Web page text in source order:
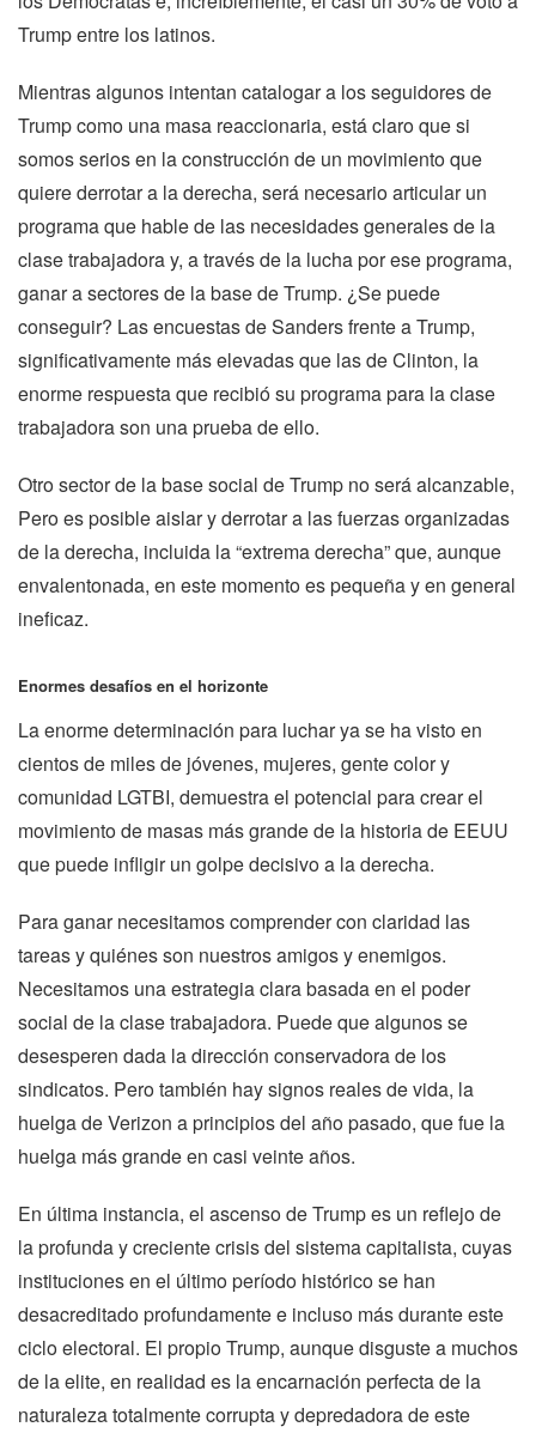
Trump entre los latinos.
Mientras algunos intentan catalogar a los seguidores de
Trump como una masa reaccionaria, está claro que si
somos serios en la construcción de un movimiento que
quiere derrotar a la derecha, será necesario articular un
programa que hable de las necesidades generales de la
clase trabajadora y, a través de la lucha por ese programa,
ganar a sectores de la base de Trump. ¿Se puede
conseguir? Las encuestas de Sanders frente a Trump,
significativamente más elevadas que las de Clinton, la
enorme respuesta que recibió su programa para la clase
trabajadora son una prueba de ello.
Otro sector de la base social de Trump no será alcanzable,
Pero es posible aislar y derrotar a las fuerzas organizadas
de la derecha, incluida la “extrema derecha” que, aunque
envalentonada, en este momento es pequeña y en general
ineficaz.
Enormes desafíos en el horizonte
La enorme determinación para luchar ya se ha visto en
cientos de miles de jóvenes, mujeres, gente color y
comunidad LGTBI, demuestra el potencial para crear el
movimiento de masas más grande de la historia de EEUU
que puede infligir un golpe decisivo a la derecha.
Para ganar necesitamos comprender con claridad las
tareas y quiénes son nuestros amigos y enemigos.
Necesitamos una estrategia clara basada en el poder
social de la clase trabajadora. Puede que algunos se
desesperen dada la dirección conservadora de los
sindicatos. Pero también hay signos reales de vida, la
huelga de Verizon a principios del año pasado, que fue la
huelga más grande en casi veinte años.
En última instancia, el ascenso de Trump es un reflejo de
la profunda y creciente crisis del sistema capitalista, cuyas
instituciones en el último período histórico se han
desacreditado profundamente e incluso más durante este
ciclo electoral. El propio Trump, aunque disguste a muchos
de la elite, en realidad es la encarnación perfecta de la
naturaleza totalmente corrupta y depredadora de este